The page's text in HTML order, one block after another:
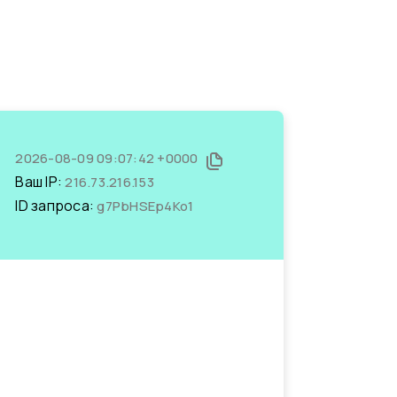
2026-08-09 09:07:42 +0000
Ваш IP:216.73.216.153
ID запроса:g7PbHSEp4Ko1